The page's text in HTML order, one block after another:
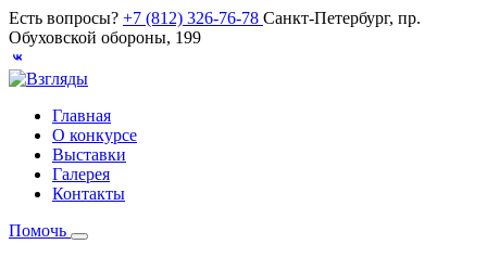
Есть вопросы? +7 (812) 326-76-78 Санкт-Петербург, пр.
Обуховской обороны, 199
Главная
О конкурсе
Выставки
Галерея
Контакты
Помочь